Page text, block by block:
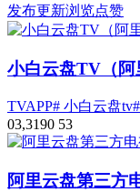
发布更新浏览点赞
小白云盘TV（阿
TVAPP# 小白云盘tv
03,3190 53
阿里云盘第三方